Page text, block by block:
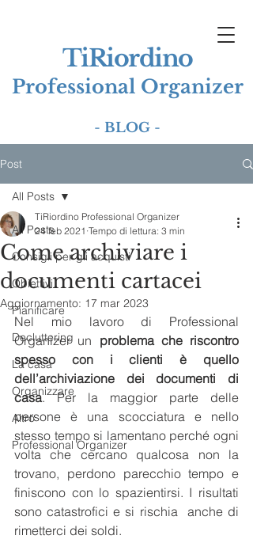
TiRiordino
Professional Organizer
- BLOG -
Post
All Posts
Consigli per gli acquisti
Obiettivi
Pianificare
Decluttering
La casa
Organizzare
Altro
Professional Organizer
All Posts
Come archiviare i
documenti cartacei
TiRiordino Professional Organizer
24 feb 2021 Tempo di lettura: 3 min
Aggiornamento: 17 mar 2023
Nel mio lavoro di Professional
Organizer un problema che riscontro
spesso con i clienti è quello
dell’archiviazione dei documenti di
casa. Per la maggior parte delle
persone è una scocciatura e nello
stesso tempo si lamentano perché ogni
volta che cercano qualcosa non la
trovano, perdono parecchio tempo e
finiscono con lo spazientirsi. I risultati
sono catastrofici e si rischia  anche di
rimetterci dei soldi.